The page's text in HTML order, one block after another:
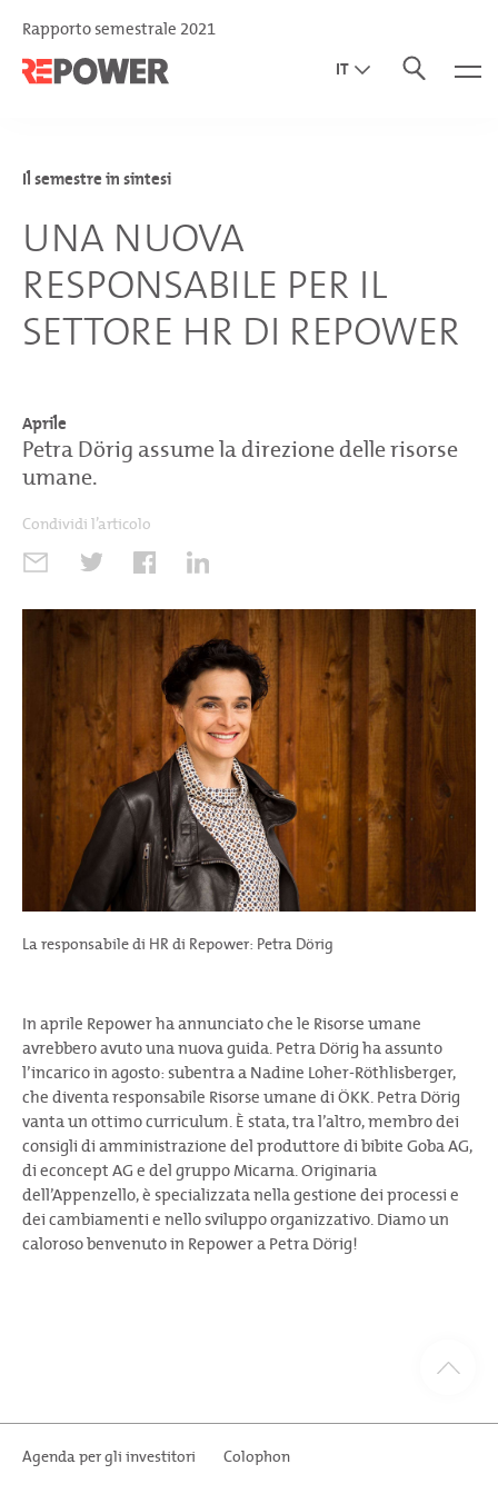
Rapporto semestrale 2021
IT
Il semestre in sintesi
UNA NUOVA
RESPONSABILE PER IL
SETTORE HR DI REPOWER
Aprile
Petra Dörig assume la direzione delle risorse
umane.
Condividi l’articolo
La responsabile di HR di Repower: Petra Dörig
In aprile Repower ha annunciato che le Risorse umane
avrebbero avuto una nuova guida. Petra Dörig ha assunto
l’incarico in agosto: subentra a Nadine Loher-Röthlisberger,
che diventa responsabile Risorse umane di ÖKK. Petra Dörig
vanta un ottimo curriculum. È stata, tra l’altro, membro dei
consigli di amministrazione del produttore di bibite Goba AG,
di econcept AG e del gruppo Micarna. Originaria
dell’Appenzello, è specializzata nella gestione dei processi e
dei cambiamenti e nello sviluppo organizzativo. Diamo un
caloroso benvenuto in Repower a Petra Dörig!
Agenda per gli investitori Colophon